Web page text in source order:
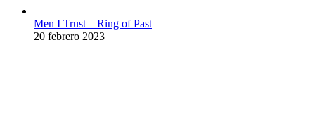
Men I Trust – Ring of Past
20 febrero 2023